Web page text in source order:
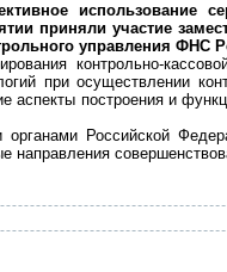
использование
приняли участие
управления ФНС
контрольно-
при осуществлении
аспекты построения и
Российской
направления